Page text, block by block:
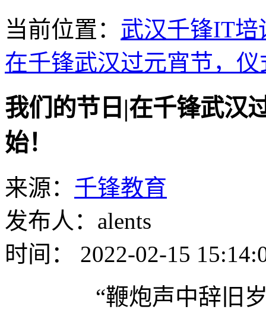
当前位置： 武汉千锋IT培
在千锋武汉过元宵节，
我们的节日|在千锋武汉
始！
来源： 千锋教育
发布人：alents
时间： 2022-02-15
“鞭炮声中辞旧